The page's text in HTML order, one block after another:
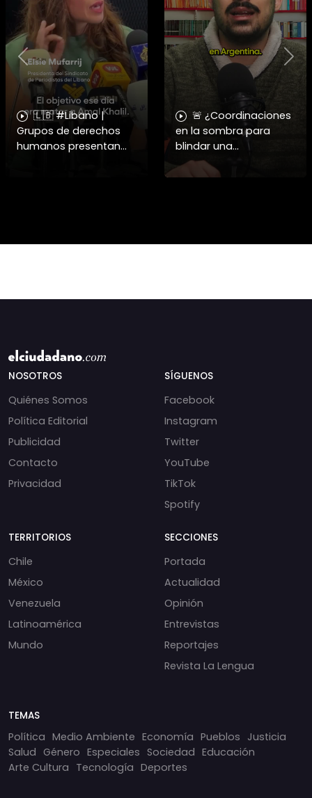
🇱🇧 #Libano |
Grupos de derechos
humanos presentan
🚨 ¿Coordinaciones
en la sombra para
blindar una
candidatura
presidencial? Nuevos
Previous
NOSOTROS
Quiénes Somos
Política Editorial
Publicidad
Contacto
Privacidad
SÍGUENOS
Facebook
Instagram
Twitter
YouTube
TikTok
Spotify
TERRITORIOS
Chile
México
Venezuela
Latinoamérica
Mundo
SECCIONES
Portada
Actualidad
Opinión
Entrevistas
Reportajes
Revista La Lengua
TEMAS
Política Medio Ambiente Economía Pueblos Justicia
Salud Género Especiales Sociedad Educación
Arte Cultura Tecnología Deportes